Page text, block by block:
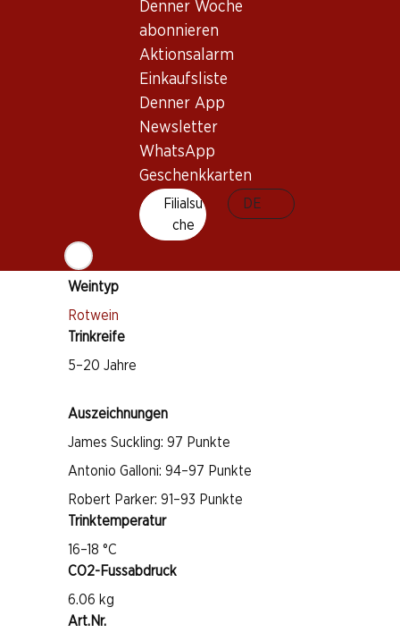
Denner Woche
abonnieren
Aktionsalarm
Einkaufsliste
Denner App
Newsletter
WhatsApp
Geschenkkarten
Filialsu
che
DE
Wissenswertes
Cabernet Sauvignon
Cabernet Franc
Weintyp
Rotwein
Trinkreife
5–20 Jahre
Auszeichnungen
James Suckling: 97 Punkte
Antonio Galloni: 94–97 Punkte
Robert Parker: 91–93 Punkte
Trinktemperatur
16–18 °C
CO2-Fussabdruck
6.06 kg
Art.Nr.